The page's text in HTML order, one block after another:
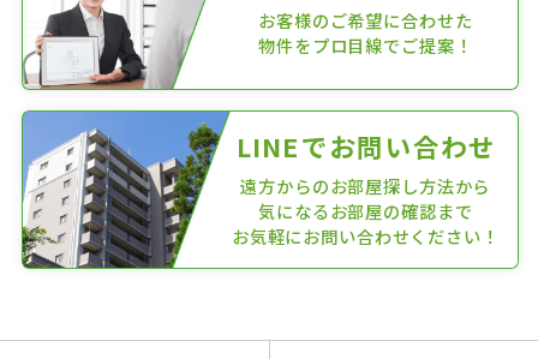
お客様のご希望に合わせた
物件をプロ目線でご提案！
LINEでお問い合わせ
遠方からのお部屋探し方法から
気になるお部屋の確認まで
お気軽にお問い合わせください！